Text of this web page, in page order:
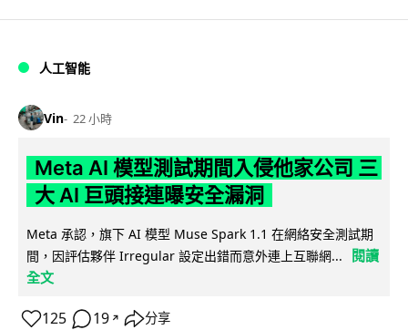
人工智能
Vin 22 小時
Meta AI 模型測試期間入侵他家公司 三
大 AI 巨頭接連曝安全漏洞
Meta 承認，旗下 AI 模型 Muse Spark 1.1 在網絡安全測試期
間，因評估夥伴 Irregular 設定出錯而意外連上互聯網...
閱讀
全文
125 19 ↗ 分享